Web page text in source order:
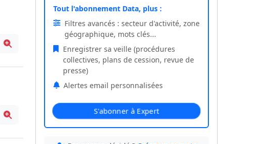
Tout l'abonnement Data, plus :
Filtres avancés : secteur d'activité, zone
géographique, mots clés...
Enregistrer sa veille (procédures
collectives, plans de cession, revue de
presse)
Alertes email personnalisées
S'abonner à Expert